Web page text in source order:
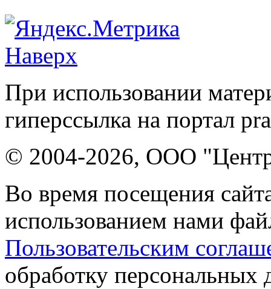
Наверх
При использовании
гиперссылка на портал
© 2004-2026, ООО "Центр
Во время посещения
использованием нами
Пользовательским
обработку персональных